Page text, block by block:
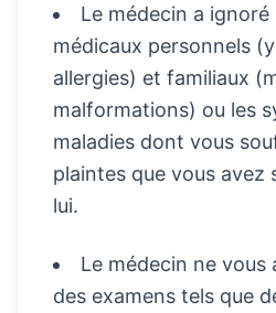
Le médecin a
médicaux personnels
allergies) et familiaux
malformations) ou les
maladies dont vous
plaintes que vous avez
lui.
Le médecin ne vous
des examens tels que